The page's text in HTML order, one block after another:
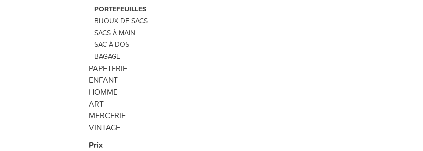
PORTEFEUILLES
BIJOUX DE SACS
SACS À MAIN
SAC À DOS
BAGAGE
PAPETERIE
ENFANT
HOMME
ART
MERCERIE
VINTAGE
Prix